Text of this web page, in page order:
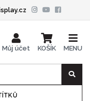
Můj účet KOŠÍK MENU